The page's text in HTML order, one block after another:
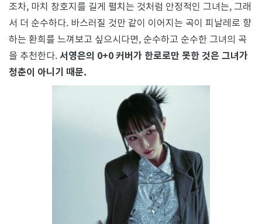
조차, 마치 창호지를 길게 펼치는 것처럼 안정적인 그녀는, 그래
서 더 순수하다. 바스러질 것만 같이 이어지는 곡이 피날레로 향
하는 환희를 느껴보고 싶으시다면, 순수하고 순수한 그녀의 곡
을 추천한다.서영은의 0+0 커버가 한로로만 못한 것은 그녀가
청춘이 아니기 때문.